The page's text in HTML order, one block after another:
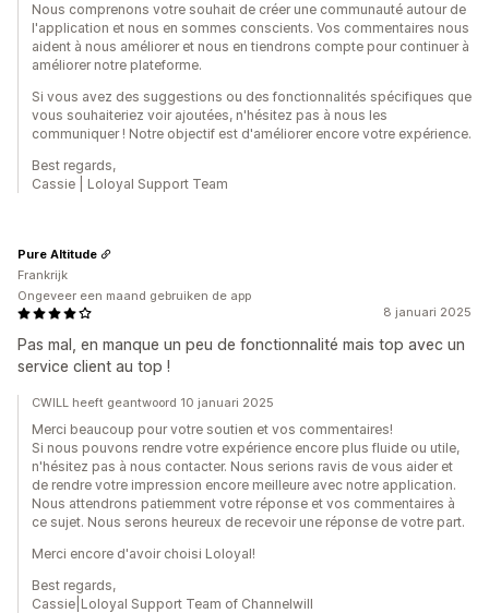
Nous comprenons votre souhait de créer une communauté autour de
l'application et nous en sommes conscients. Vos commentaires nous
aident à nous améliorer et nous en tiendrons compte pour continuer à
améliorer notre plateforme.
Si vous avez des suggestions ou des fonctionnalités spécifiques que
vous souhaiteriez voir ajoutées, n'hésitez pas à nous les
communiquer ! Notre objectif est d'améliorer encore votre expérience.
Best regards,
Cassie | Loloyal Support Team
8 januari 2025
Pas mal, en manque un peu de fonctionnalité mais top avec un
service client au top !
Pure Altitude
Frankrijk
Ongeveer een maand gebruiken de app
CWILL heeft geantwoord 10 januari 2025
Merci beaucoup pour votre soutien et vos commentaires!
Si nous pouvons rendre votre expérience encore plus fluide ou utile,
n'hésitez pas à nous contacter. Nous serions ravis de vous aider et
de rendre votre impression encore meilleure avec notre application.
Nous attendrons patiemment votre réponse et vos commentaires à
ce sujet. Nous serons heureux de recevoir une réponse de votre part.
Merci encore d'avoir choisi Loloyal!
Best regards,
Cassie|Loloyal Support Team of Channelwill